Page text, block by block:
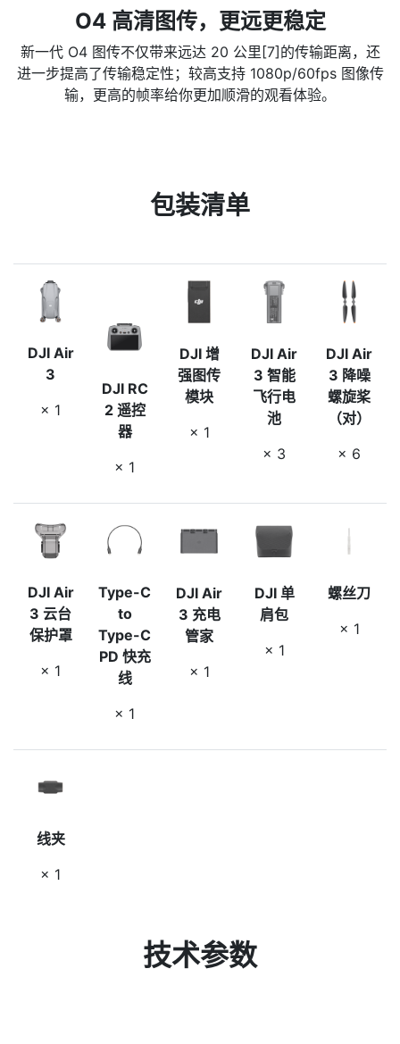
O4 高清图传，更远更稳定
新一代 O4 图传不仅带来远达 20 公里[7]的传输距离，还
进一步提高了传输稳定性；较高支持 1080p/60fps 图像传
输，更高的帧率给你更加顺滑的观看体验。
包装清单
DJI Air
3
× 1
DJI RC
2 遥控
器
× 1
DJI 增
强图传
模块
× 1
DJI Air
3 智能
飞行电
池
× 3
DJI Air
3 降噪
螺旋桨
（对）
× 6
DJI Air
3 云台
保护罩
× 1
Type-C
to
Type-C
PD 快充
线
× 1
DJI Air
3 充电
管家
× 1
DJI 单
肩包
× 1
螺丝刀
× 1
线夹
× 1
技术参数